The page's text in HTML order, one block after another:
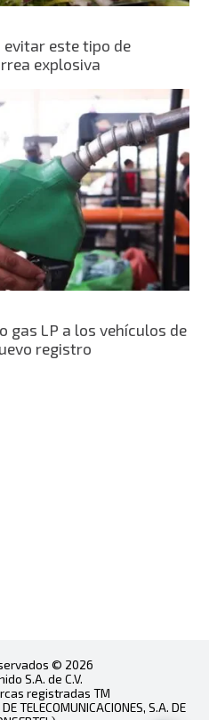
evitar este tipo de
explosiva
gas LP a los vehículos de
registro
© 2026
S.A. de C.V.
registradas TM
TELECOMUNICACIONES, S.A. DE